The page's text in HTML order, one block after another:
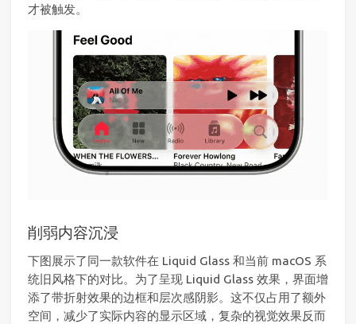
才被触发。
削弱内容沉浸
下图展示了同一款软件在 Liquid Glass 和当前 macOS 系
统旧风格下的对比。为了呈现 Liquid Glass 效果，界面增
添了带折射效果的边框和层次感阴影。这不仅占用了额外
空间，减少了实际内容的显示区域，复杂的视觉效果反而